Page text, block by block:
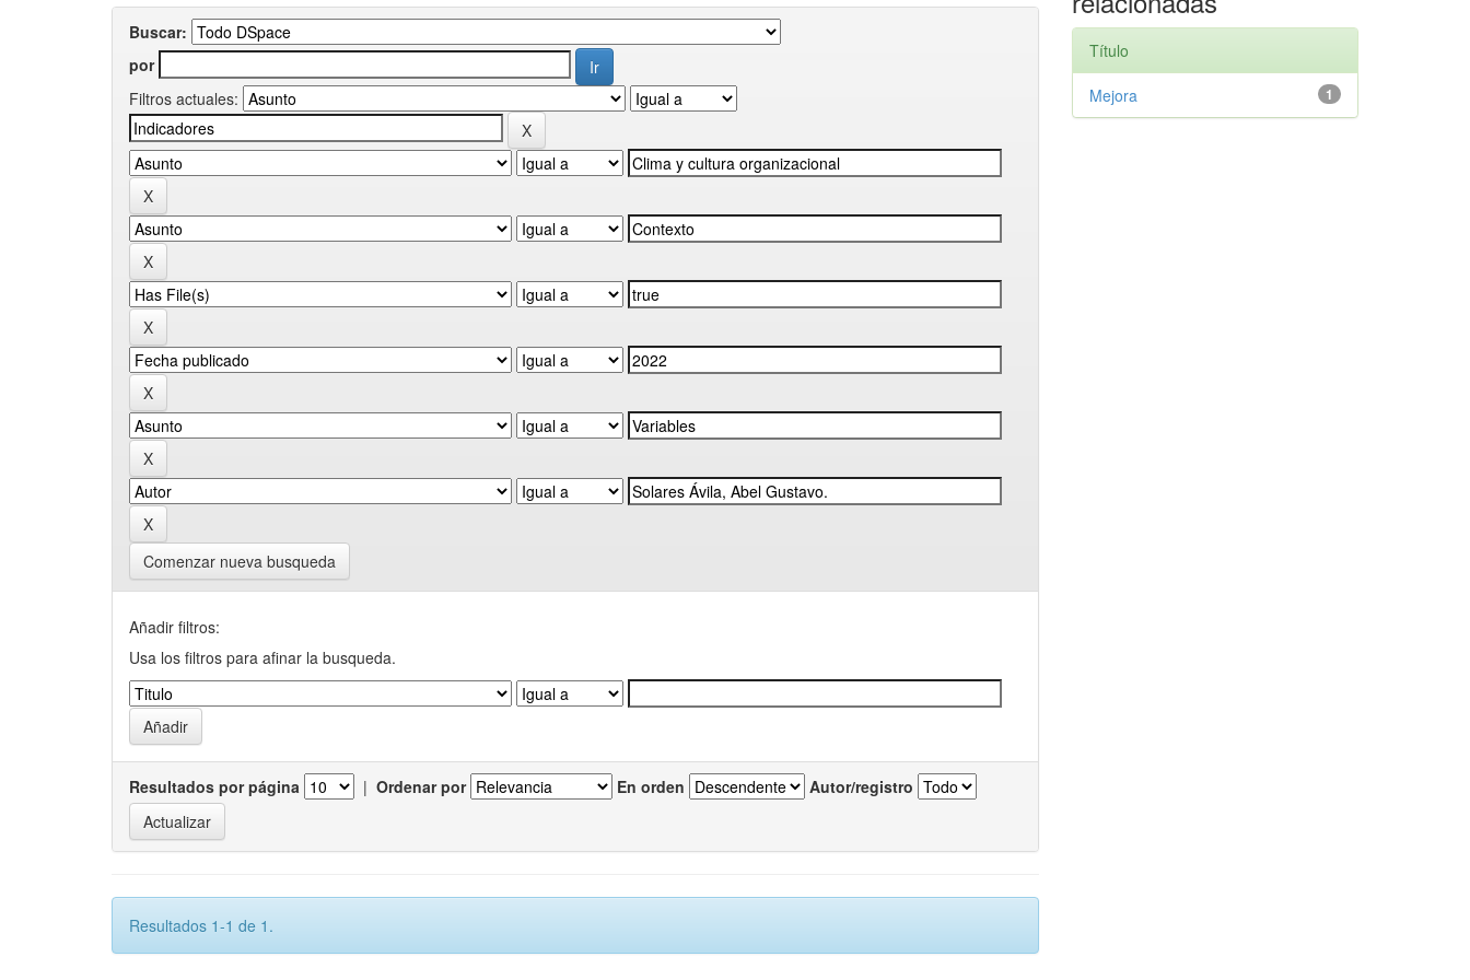
Buscar:
por
Filtros actuales:
Comenzar nueva busqueda
Añadir filtros:
Usa los filtros para afinar la busqueda.
Resultados por página | Ordenar por En orden Autor/registro
Resultados 1-1 de 1.
Título
1
Mejora